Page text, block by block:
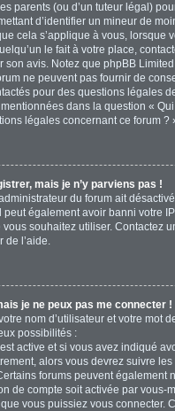
parents (ou d’un tuteur légal)
d’identifier un mineur de
cela s’applique à vous, lorsque
le fait à votre place,
son avis. Notez que phpBB
ne peuvent pas fournir de
pour des questions légales
mentionnées dans la question «
légales concernant ce forum ?
mais je n’y parviens pas !
administrateur du forum ait
peut également avoir banni votre
vous souhaitez utiliser. Contactez
de l’aide.
je ne peux pas me connecter !
nom d’utilisateur et votre mot
possibilités :
active et si vous avez indiqué
alors vous devrez suivre
forums peuvent également
de compte soit activée par vous-
vous puissiez vous connecter.